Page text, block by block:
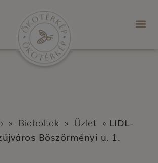
» Bioboltok » Üzlet » LIDL-
Böszörményi u. 1.